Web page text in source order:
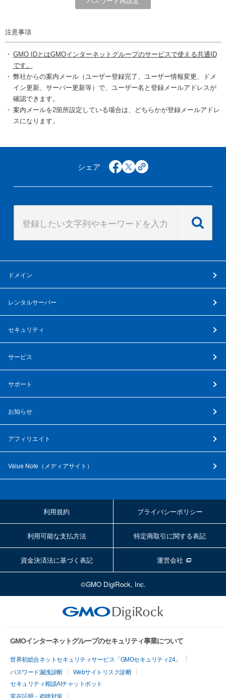
注意事項
GMO IDとはGMOインターネットグループのサービスで使える共通ID
です。
弊社からの案内メール（ユーザー登録完了、ユーザー情報変更、ドメ
イン更新、サーバー更新等）で、ユーザー名と登録メールアドレスが
確認できます。
案内メールを2箇所設定している場合は、どちらかが登録メールアドレ
スになります。
シェア facebook
x copy
ドメイン
レンタルサーバー
セキュリティ
サービス
サポート
お知らせ
アフィリエイト
Value Note（ メディアサイト ）
利用規約 プライバシーポリシー
利用可能な支払方法 特定商取引に関する表記
資金決済法に基づく表記 運営会社
©GMO DigiRock, Inc.
GMOインターネットグループのセキュリティ事業について
世界初総合ネットセキュリティサービス「GMOセキュリティ24」
パスワード漏洩診断
Webサイトリスク診断
セキュリティ相談AIチャットボット
実在証明・盗聴対策